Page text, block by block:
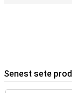
Senest sete